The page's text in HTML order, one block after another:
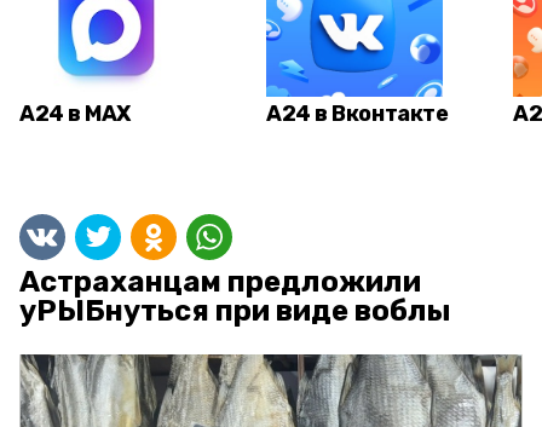
А24 в MAX А24 в Вконтакте
Астраханцам предложили
уРЫБнуться при виде воблы